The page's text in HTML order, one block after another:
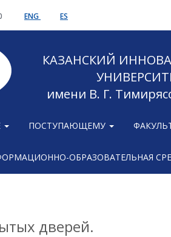
ENG ES
КАЗАНСКИЙ
имени В. Г.
ПОСТУПАЮЩЕМУ
ОБРАЗОВАТЕЛЬНАЯ
дверей.